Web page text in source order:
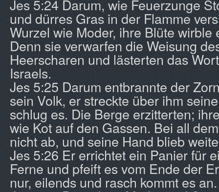
Jes 5:24 Darum, wie Feuerzunge
und dürres Gras in der Flamme
Wurzel wie Moder, ihre Blüte wirble
Denn sie verwarfen die Weisung
Heerscharen und lästerten das
Israels.
Jes 5:25 Darum entbrannte der
sein Volk, er streckte über ihm
schlug es. Die Berge erzitterten;
wie Kot auf den Gassen. Bei all
nicht ab, und seine Hand blieb
Jes 5:26 Er errichtet ein Panier für
Ferne und pfeift es vom Ende der
nur, eilends und rasch kommt es an.